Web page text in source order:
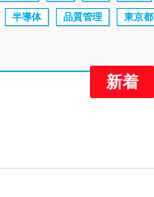
半導体 品質管理 東京都